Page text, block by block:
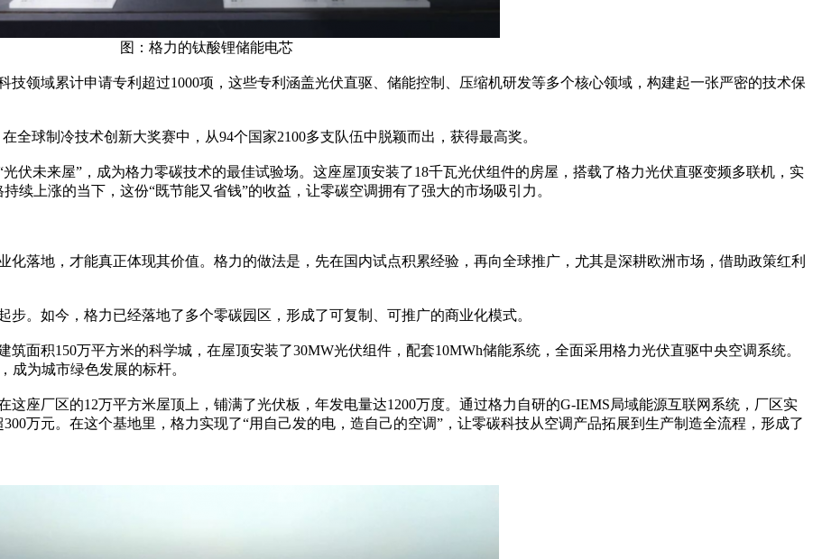
图：格力的钛酸锂储能电芯
领域累计申请专利超过1000项，这些专利涵盖光伏直驱、储能控制、压缩机研发等多个核心领域，构建起一张严密的技术保
全球制冷技术创新大奖赛中，从94个国家2100多支队伍中脱颖而出，获得最高奖。
伏未来屋”，成为格力零碳技术的最佳试验场。这座屋顶安装了18千瓦光伏组件的房屋，搭载了格力光伏直驱变频多联机，实
续上涨的当下，这份“既节能又省钱”的收益，让零碳空调拥有了强大的市场吸引力。
落地，才能真正体现其价值。格力的做法是，先在国内试点积累经验，再向全球推广，尤其是深耕欧洲市场，借助政策红利
。如今，格力已经落地了多个零碳园区，形成了可复制、可推广的商业化模式。
面积150万平方米的科学城，在屋顶安装了30MW光伏组件，配套10MWh储能系统，全面采用格力光伏直驱中央空调系统。
成为城市绿色发展的标杆。
座厂区的12万平方米屋顶上，铺满了光伏板，年发电量达1200万度。通过格力自研的G-IEMS局域能源互联网系统，厂区实
万元。在这个基地里，格力实现了“用自己发的电，造自己的空调”，让零碳科技从空调产品拓展到生产制造全流程，形成了